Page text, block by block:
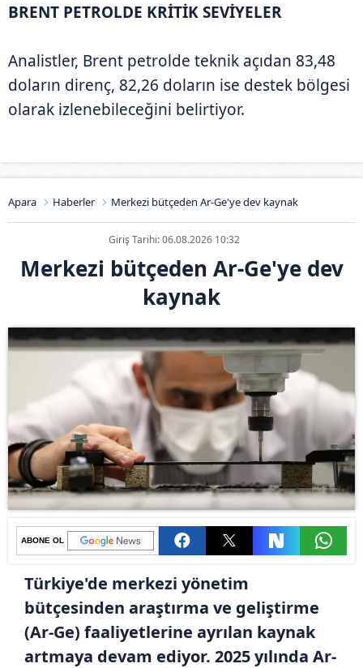
BRENT PETROLDE KRİTİK SEVİYELER
Analistler, Brent petrolde teknik açıdan 83,48
doların direnç, 82,26 doların ise destek bölgesi
olarak izlenebileceğini belirtiyor.
Apara Haberler Merkezi bütçeden Ar-Ge'ye dev kaynak
Giriş Tarihi: 06.08.2026 10:32
Merkezi bütçeden Ar-Ge'ye dev
kaynak
ABONE OL
Türkiye'de merkezi yönetim
bütçesinden araştırma ve geliştirme
(Ar-Ge) faaliyetlerine ayrılan kaynak
artmaya devam ediyor. 2025 yılında Ar-